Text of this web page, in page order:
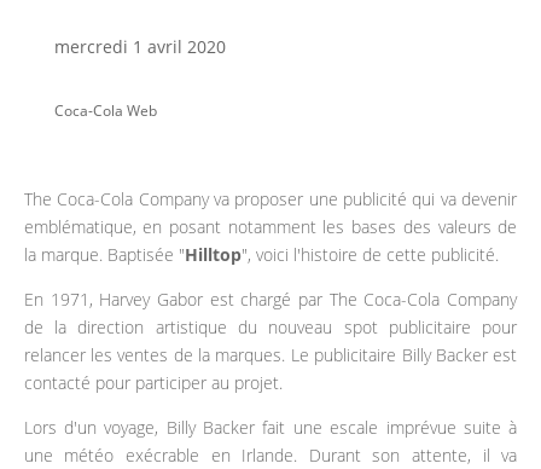
mercredi 1 avril 2020
Coca-Cola Web
The Coca-Cola Company va proposer une publicité qui va devenir
emblématique, en posant notamment les bases des valeurs de
la marque. Baptisée "Hilltop", voici l'histoire de cette publicité.
En 1971, Harvey Gabor est chargé par The Coca-Cola Company
de la direction artistique du nouveau spot publicitaire pour
relancer les ventes de la marques. Le publicitaire Billy Backer est
contacté pour participer au projet.
Lors d'un voyage, Billy Backer fait une escale imprévue suite à
une météo exécrable en Irlande. Durant son attente, il va